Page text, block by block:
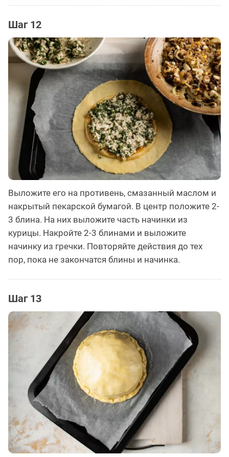
Шаг 12
Выложите его на противень, смазанный маслом и
накрытый пекарской бумагой. В центр положите 2-
3 блина. На них выложите часть начинки из
курицы. Накройте 2-3 блинами и выложите
начинку из гречки. Повторяйте действия до тех
пор, пока не закончатся блины и начинка.
Шаг 13